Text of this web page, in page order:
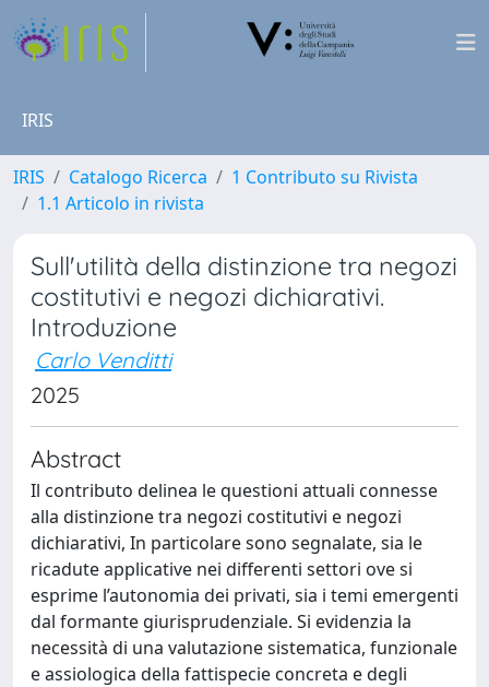
IRIS
IRIS Catalogo Ricerca
1 Contributo su Rivista
1.1 Articolo in rivista
Sull'utilità della distinzione tra negozi
costitutivi e negozi dichiarativi.
Introduzione
Carlo Venditti
2025
Abstract
Il contributo delinea le questioni attuali connesse
alla distinzione tra negozi costitutivi e negozi
dichiarativi, In particolare sono segnalate, sia le
ricadute applicative nei differenti settori ove si
esprime l’autonomia dei privati, sia i temi emergenti
dal formante giurisprudenziale. Si evidenzia la
necessità di una valutazione sistematica, funzionale
e assiologica della fattispecie concreta e degli